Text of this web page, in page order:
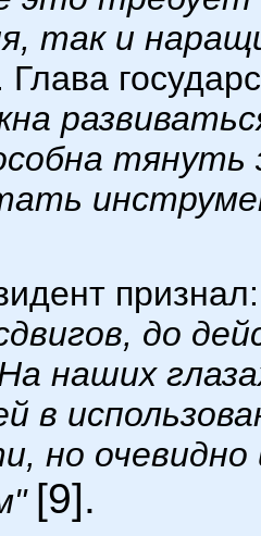
так и
Глава
тянуть
до
наших
в
но
[9].